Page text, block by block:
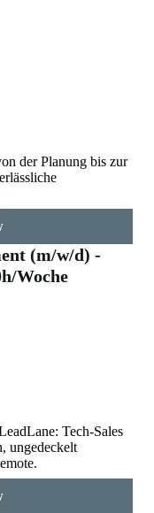
der Planung bis zur
(m/w/d) -
Woche
Tech-Sales
ungedeckelt